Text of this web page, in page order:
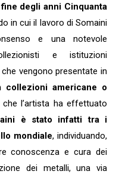
fine degli anni Cinquanta
in cui il lavoro di Somaini
e una notevole
e istituzioni
che vengono presentate in
collezioni americane o
l’artista ha effettuato
è stato infatti tra i
mondiale, individuando,
conoscenza e cura dei
dei metalli, una via